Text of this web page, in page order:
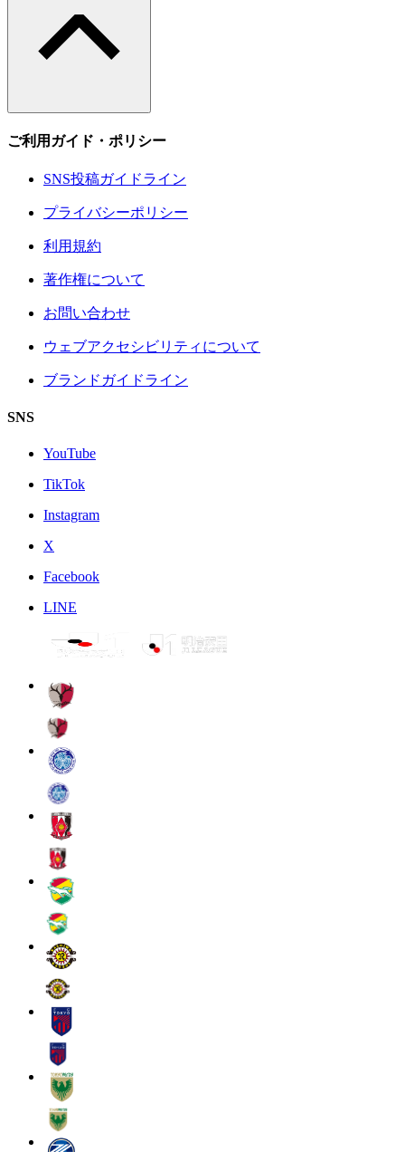
ご利用ガイド・ポリシー
SNS投稿ガイドライン
プライバシーポリシー
利用規約
著作権について
お問い合わせ
ウェブアクセシビリティについて
ブランドガイドライン
SNS
YouTube
TikTok
Instagram
X
Facebook
LINE